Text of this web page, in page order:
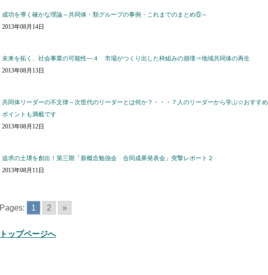
成功を導く確かな理論～共同体・類グループの事例・これまでのまとめ⑤～
2013年08月14日
未来を拓く、社会事業の可能性―４ 市場がつくり出した枠組みの崩壊⇒地域共同体の再生
2013年08月13日
共同体リーダーの不文律～次世代のリーダーとは何か？・・・７人のリーダーから学ぶ☆おすすめ
ポイントも満載です
2013年08月12日
追求の土壌を創出！第三期「新概念勉強会 合同成果発表会」突撃レポート２
2013年08月11日
Pages: 1 2 »
トップページへ